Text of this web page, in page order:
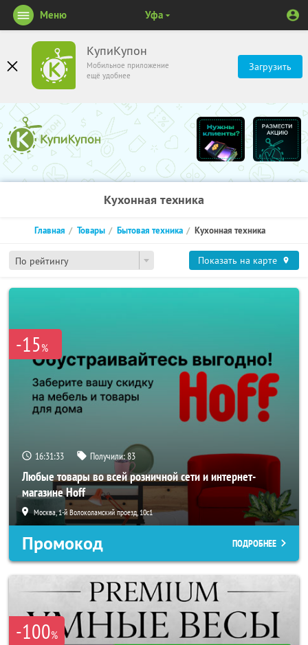
КупиКупон
Мобильное приложение
ещё удобнее
Загрузить
Меню Уфа
Кухонная техника
По рейтингу
Главная Товары Бытовая техника Кухонная техника
Показать на карте
-15%
16:31:33 Получили:83
Любые товары во всей розничной сети и интернет-
магазине Hoff
Москва, 1-й Волоколамский проезд, 10с1
Промокод ПОДРОБНЕЕ
-100%